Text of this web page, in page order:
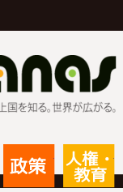
政策